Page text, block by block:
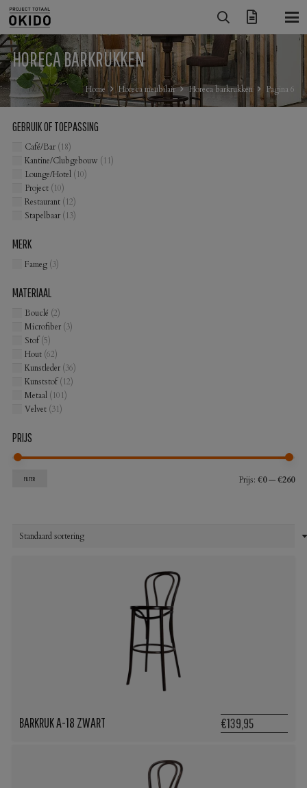
HORECA BARKRUKKEN
Home Horeca meubilair Horeca barkrukken Pagina 6
GEBRUIK OF TOEPASSING
Café/Bar (18)
Kantine/Clubgebouw (11)
Lounge/Hotel (10)
Project (10)
Restaurant (12)
Stapelbaar (13)
MERK
Fameg (3)
MATERIAAL
Bouclé (2)
Microfiber (3)
Stof (5)
Hout (62)
Kunstleder (36)
Kunststof (12)
Metaal (101)
Velvet (31)
PRIJS
FILTER Prijs: €0—€260
BARKRUK A-18 ZWART €139,95